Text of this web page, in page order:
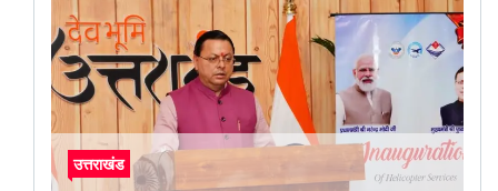
उत्तराखंड